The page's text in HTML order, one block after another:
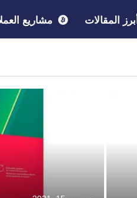
أبرز المقالات مشاريع